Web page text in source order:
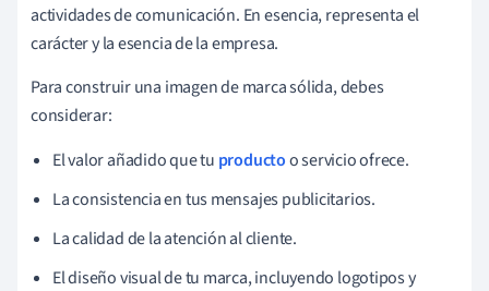
actividades de comunicación. En esencia, representa el
carácter y la esencia de la empresa.
Para construir una imagen de marca sólida, debes
considerar:
El valor añadido que tu productoo servicio ofrece.
La consistencia en tus mensajes publicitarios.
La calidad de la atención al cliente.
El diseño visual de tu marca, incluyendo logotipos y